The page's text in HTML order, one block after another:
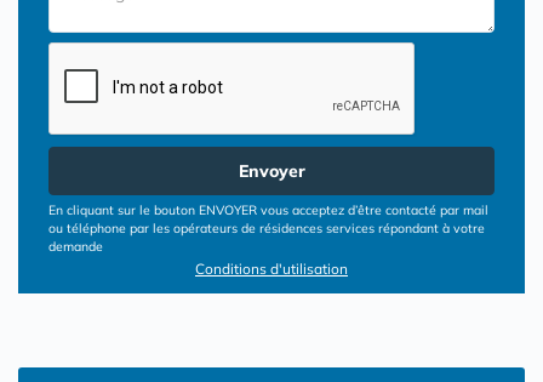
Envoyer
En cliquant sur le bouton ENVOYER vous acceptez d’être contacté par mail
ou téléphone par les opérateurs de résidences services répondant à votre
demande
Conditions d'utilisation